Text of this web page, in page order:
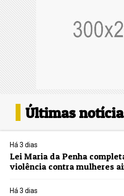
Últimas
Há 3 dias
Lei Maria da Penha
violência contra mulheres
Há 3 dias